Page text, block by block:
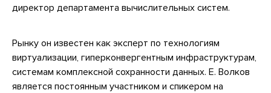
директор департамента вычислительных систем.
Рынку он известен как эксперт по технологиям
виртуализации, гиперконвергентным инфраструктурам,
системам комплексной сохранности данных. Е. Волков
является постоянным участником и спикером на